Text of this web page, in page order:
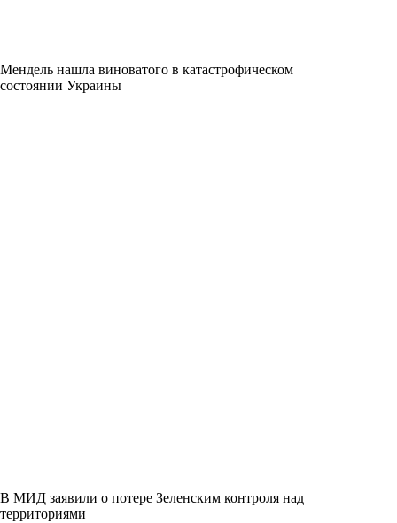
Мендель нашла виноватого в катастрофическом
состоянии Украины
В МИД заявили о потере Зеленским контроля над
территориями